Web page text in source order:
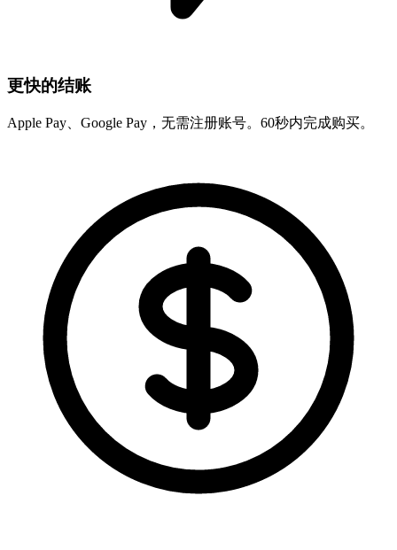
更快的结账
Apple Pay、Google Pay，无需注册账号。60秒内完成购买。